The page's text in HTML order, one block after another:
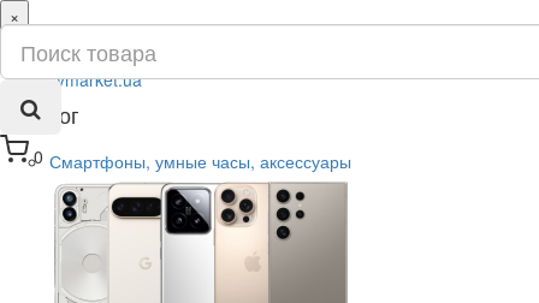
0
×
ru
ua
Каталог
Смартфоны, умные часы, аксессуары